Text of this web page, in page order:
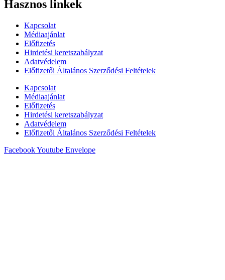
Hasznos linkek
Kapcsolat
Médiaajánlat
Előfizetés
Hirdetési keretszabályzat
Adatvédelem
Előfizetői Általános Szerződési Feltételek
Kapcsolat
Médiaajánlat
Előfizetés
Hirdetési keretszabályzat
Adatvédelem
Előfizetői Általános Szerződési Feltételek
FacebookYoutube Envelope